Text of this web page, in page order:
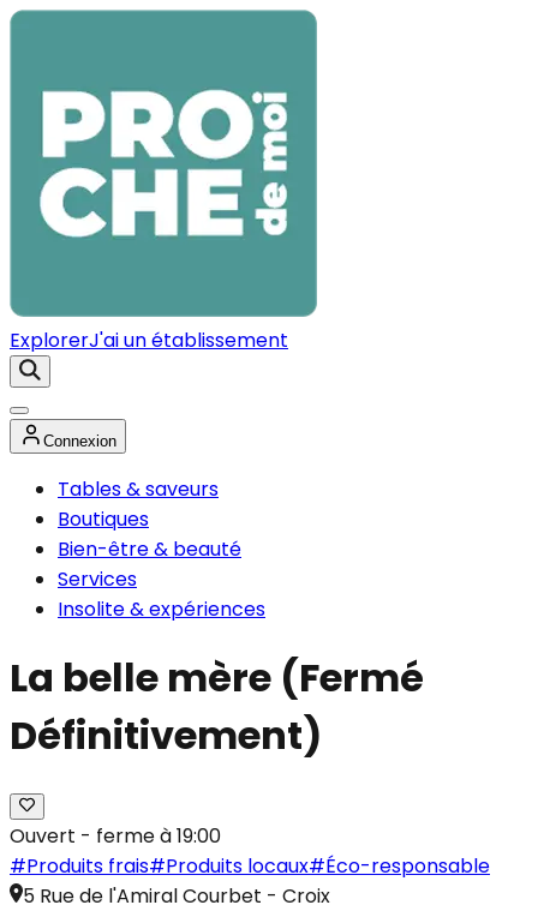
ExplorerJ'ai un établissement
Connexion
Tables & saveurs
Boutiques
Bien-être & beauté
Services
Insolite & expériences
La belle mère (Fermé
Définitivement)
Ouvert - ferme à 19:00
#Produits frais#Produits locaux#Éco-responsable
5 Rue de l'Amiral Courbet - Croix